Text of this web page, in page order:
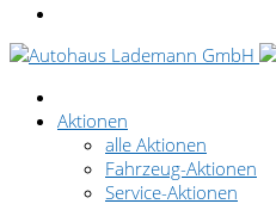
Aktionen
alle Aktionen
Fahrzeug-Aktionen
Service-Aktionen